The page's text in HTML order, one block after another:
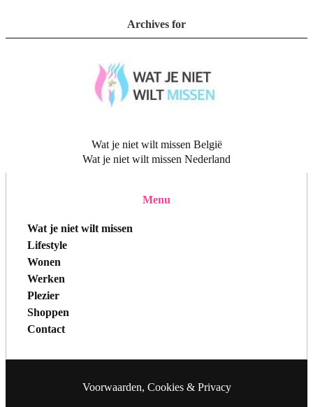
Archives for
Wat je niet wilt missen België
Wat je niet wilt missen Nederland
Menu
Wat je niet wilt missen
Lifestyle
Wonen
Werken
Plezier
Shoppen
Contact
Voorwaarden, Cookies & Privacy